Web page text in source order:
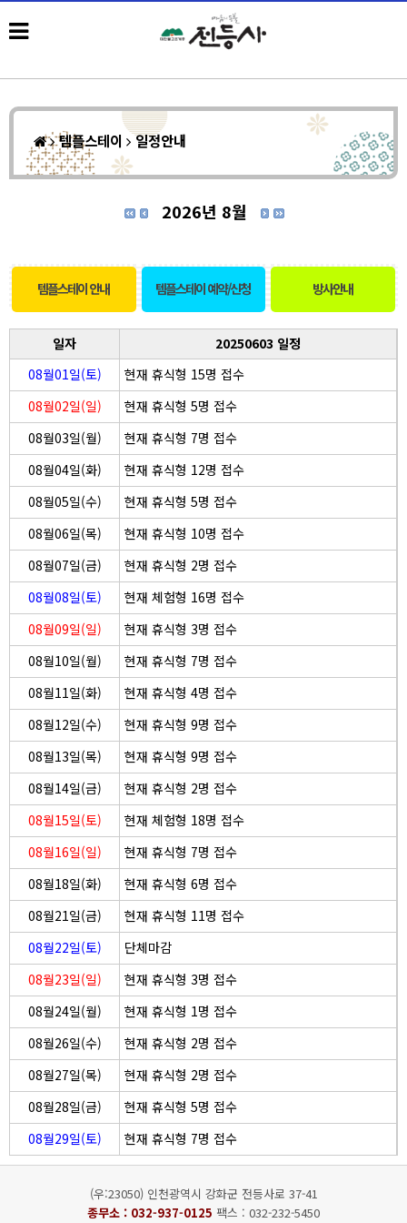
템플스테이 일정안내
2026년 8월
템플스테이 안내 템플스테이 예약/신청 방사안내
일자
20250603 일정
08월01일(토)
현재 휴식형 15명 접수
08월02일(일)
현재 휴식형 5명 접수
08월03일(월)
현재 휴식형 7명 접수
08월04일(화)
현재 휴식형 12명 접수
08월05일(수)
현재 휴식형 5명 접수
08월06일(목)
현재 휴식형 10명 접수
08월07일(금)
현재 휴식형 2명 접수
08월08일(토)
현재 체험형 16명 접수
08월09일(일)
현재 휴식형 3명 접수
08월10일(월)
현재 휴식형 7명 접수
08월11일(화)
현재 휴식형 4명 접수
08월12일(수)
현재 휴식형 9명 접수
08월13일(목)
현재 휴식형 9명 접수
08월14일(금)
현재 휴식형 2명 접수
08월15일(토)
현재 체험형 18명 접수
08월16일(일)
현재 휴식형 7명 접수
08월18일(화)
현재 휴식형 6명 접수
08월21일(금)
현재 휴식형 11명 접수
08월22일(토)
단체마감
08월23일(일)
현재 휴식형 3명 접수
08월24일(월)
현재 휴식형 1명 접수
08월26일(수)
현재 휴식형 2명 접수
08월27일(목)
현재 휴식형 2명 접수
08월28일(금)
현재 휴식형 5명 접수
08월29일(토)
현재 휴식형 7명 접수
(우:23050) 인천광역시 강화군 전등사로 37-41
종무소 : 032-937-0125 팩스 : 032-232-5450